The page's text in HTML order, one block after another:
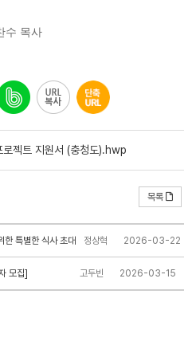
수 목사
젝트 지원서 (충청도).hwp
목록
2026-03-22
정상혁
한 특별한 식사 초대
2026-03-15
고두빈
모집]